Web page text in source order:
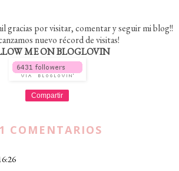
gracias por visitar, comentar y seguir mi blog!!
nuevo récord de visitas!
ME ON BLOGLOVIN
Compartir
COMENTARIOS